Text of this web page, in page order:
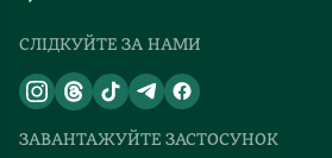
СЛІДКУЙТЕ ЗА НАМИ
ЗАВАНТАЖУЙТЕ ЗАСТОСУНОК